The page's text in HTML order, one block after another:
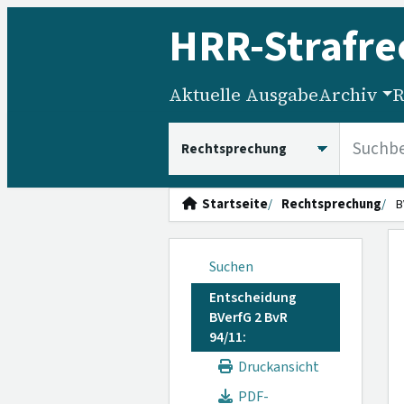
HRR-
Aktuelle AusgabeArchiv
Startseite Rechtsprechung
Suchen
Entscheidung
BVerfG 2 BvR
94/11:
Druckansicht
PDF-